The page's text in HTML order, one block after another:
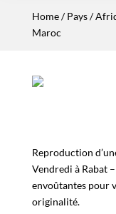
Home/Pays/
Maroc
Reproduction
Vendredi à Rabat
envoûtantes pour
originalité.